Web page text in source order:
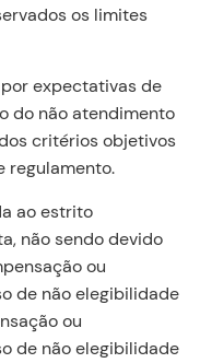
os limites
expectativas de
do não atendimento
critérios objetivos
regulamento.
ao estrito
não sendo devido
ou
de não elegibilidade
ou
de não elegibilidade